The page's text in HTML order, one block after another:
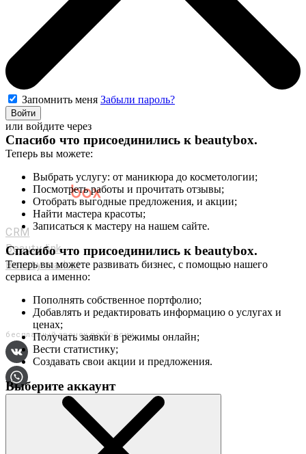
Мастерам и салонам
CRM
Beauty link
Beauty market
Приложение
Мы в соц. сетях
+7 (800) 551-80-29
бесплатный звонок по России
О сервисе
Запомнить меня Забыли пароль?
Войти
или войдите через
Спасибо что присоединились к beautybox.
Теперь вы можете:
Выбрать услугу: от маникюра до косметологии;
Посмотреть работы и прочитать отзывы;
Отобрать выгодные предложения, и акции;
Найти мастера красоты;
Записаться к мастеру на нашем сайте.
Спасибо что присоединились к beautybox.
Теперь вы можете развивать бизнес, с помощью нашего
сервиса а именно:
Пополнять собственное портфолио;
Добавлять и редактировать информацию о услугах и
ценах;
Получать заявки в режимы онлайн;
Вести статистику;
Создавать свои акции и предложения.
Выберите аккаунт